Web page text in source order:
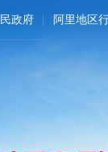
政府 阿里地区